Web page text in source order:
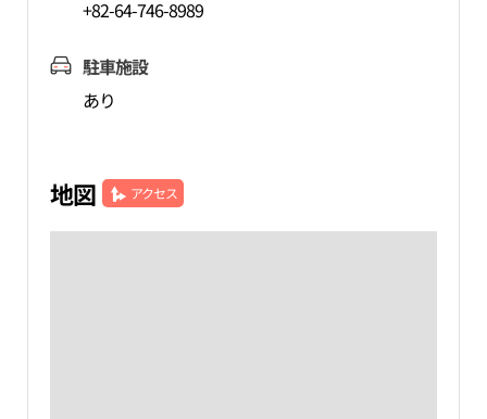
+82-64-746-8989
駐車施設
あり
地図 アクセス